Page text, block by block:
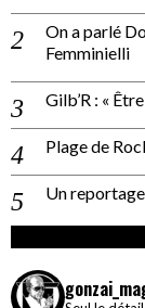
On a parlé
Femminielli
Gilb’R : «
Plage de
Un reportage